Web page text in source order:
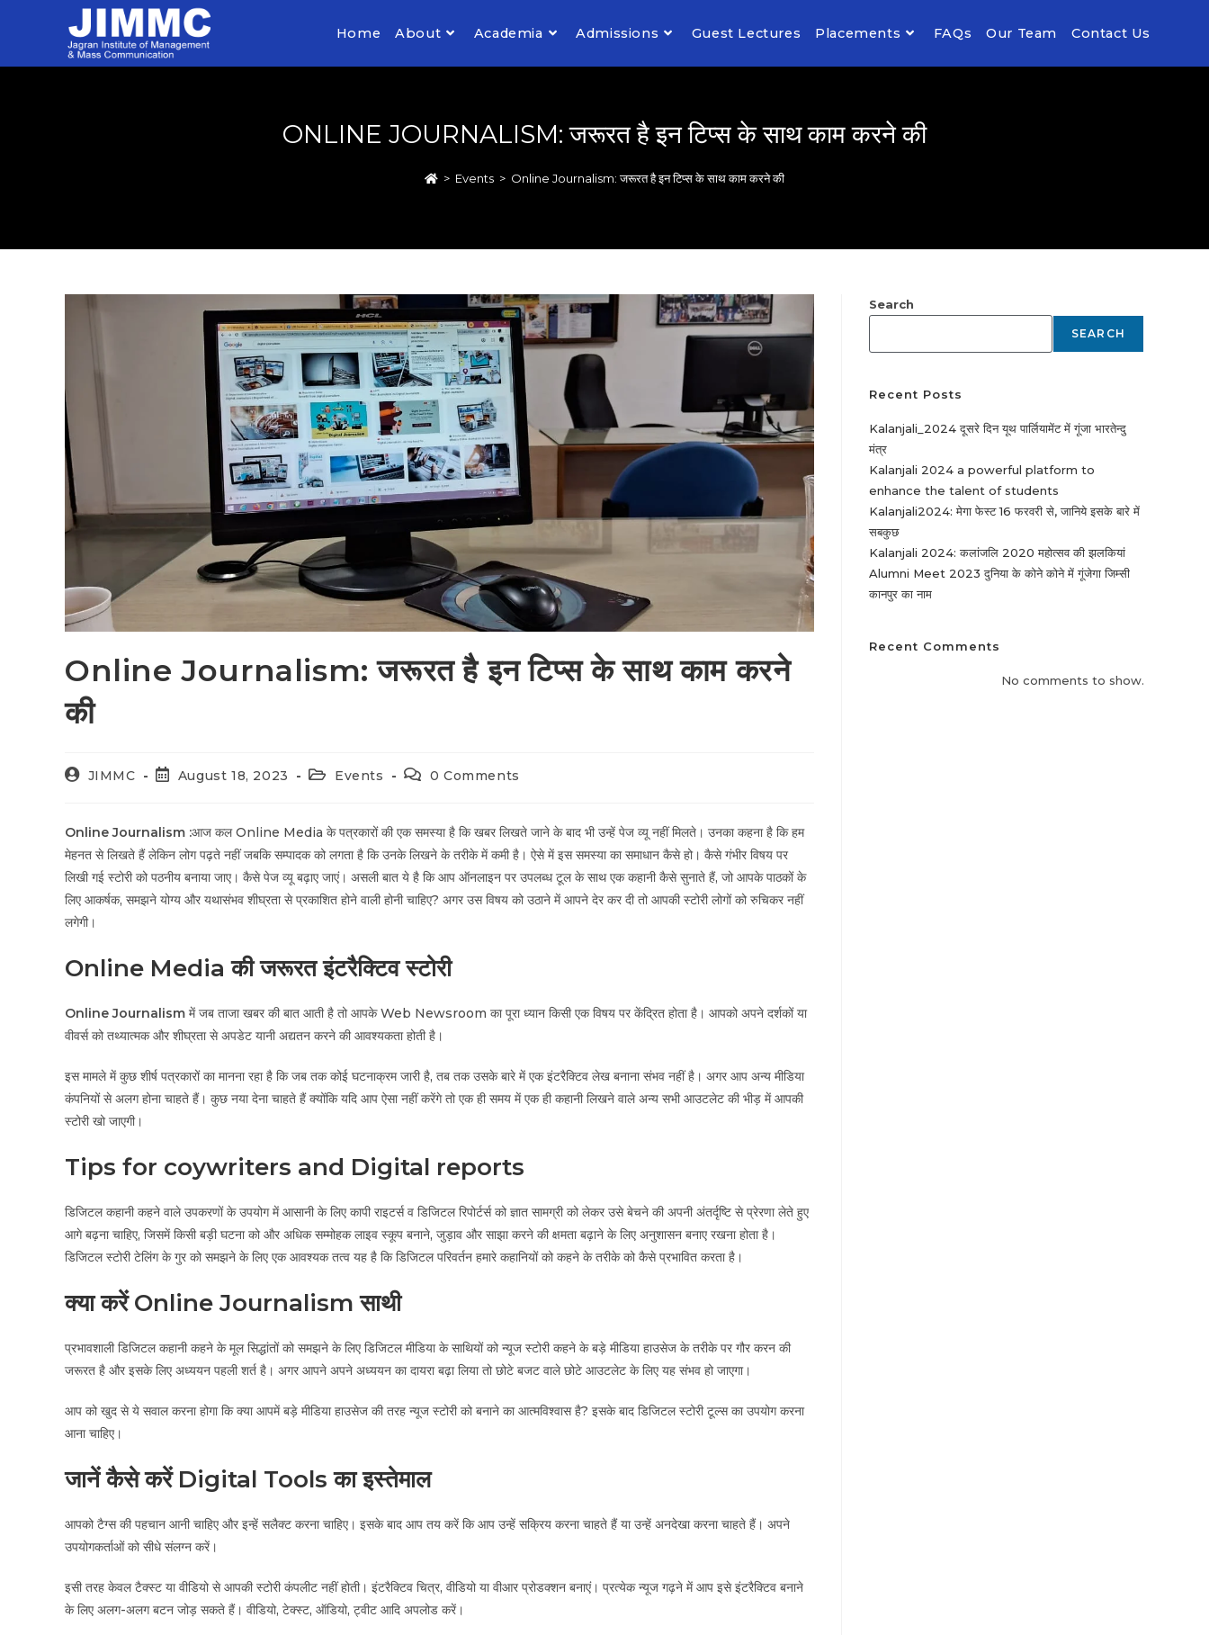
Home About Academia Admissions Guest Lectures Placements FAQs Our Team Contact Us
ONLINE JOURNALISM: जरूरत है इन टिप्स के साथ काम करने की
> Events > Online Journalism: जरूरत है इन टिप्स के साथ काम करने की
Online Journalism: जरूरत है इन टिप्स के साथ काम करने
की
JIMMC August 18, 2023 Events 0 Comments
Online Journalism :आज कल Online Media के पत्रकारों की एक समस्या है कि खबर लिखते जाने के बाद भी उन्हें पेज व्यू नहीं मिलते। उनका कहना है कि हम
मेहनत से लिखते हैं लेकिन लोग पढ़ते नहीं जबकि सम्पादक को लगता है कि उनके लिखने के तरीके में कमी है। ऐसे में इस समस्या का समाधान कैसे हो। कैसे गंभीर विषय पर
लिखी गई स्टोरी को पठनीय बनाया जाए। कैसे पेज व्यू बढ़ाए जाएं। असली बात ये है कि आप ऑनलाइन पर उपलब्ध टूल के साथ एक कहानी कैसे सुनाते हैं, जो आपके पाठकों के
लिए आकर्षक, समझने योग्य और यथासंभव शीघ्रता से प्रकाशित होने वाली होनी चाहिए? अगर उस विषय को उठाने में आपने देर कर दी तो आपकी स्टोरी लोगों को रुचिकर नहीं
लगेगी।
Online Media की जरूरत इंटरैक्टिव स्टोरी
Online Journalism में जब ताजा खबर की बात आती है तो आपके Web Newsroom का पूरा ध्यान किसी एक विषय पर केंद्रित होता है। आपको अपने दर्शकों या
वीवर्स को तथ्यात्मक और शीघ्रता से अपडेट यानी अद्यतन करने की आवश्यकता होती है।
इस मामले में कुछ शीर्ष पत्रकारों का मानना रहा है कि जब तक कोई घटनाक्रम जारी है, तब तक उसके बारे में एक इंटरैक्टिव लेख बनाना संभव नहीं है। अगर आप अन्य मीडिया
कंपनियों से अलग होना चाहते हैं। कुछ नया देना चाहते हैं क्योंकि यदि आप ऐसा नहीं करेंगे तो एक ही समय में एक ही कहानी लिखने वाले अन्य सभी आउटलेट की भीड़ में आपकी
स्टोरी खो जाएगी।
Tips for coywriters and Digital reports
डिजिटल कहानी कहने वाले उपकरणों के उपयोग में आसानी के लिए कापी राइटर्स व डिजिटल रिपोर्टर्स को ज्ञात सामग्री को लेकर उसे बेचने की अपनी अंतर्दृष्टि से प्रेरणा लेते हुए
आगे बढ़ना चाहिए, जिसमें किसी बड़ी घटना को और अधिक सम्मोहक लाइव स्कूप बनाने, जुड़ाव और साझा करने की क्षमता बढ़ाने के लिए अनुशासन बनाए रखना होता है।
डिजिटल स्टोरी टेलिंग के गुर को समझने के लिए एक आवश्यक तत्व यह है कि डिजिटल परिवर्तन हमारे कहानियों को कहने के तरीके को कैसे प्रभावित करता है।
क्या करें Online Journalism साथी
प्रभावशाली डिजिटल कहानी कहने के मूल सिद्धांतों को समझने के लिए डिजिटल मीडिया के साथियों को न्यूज स्टोरी कहने के बड़े मीडिया हाउसेज के तरीके पर गौर करन की
जरूरत है और इसके लिए अध्ययन पहली शर्त है। अगर आपने अपने अध्ययन का दायरा बढ़ा लिया तो छोटे बजट वाले छोटे आउटलेट के लिए यह संभव हो जाएगा।
आप को खुद से ये सवाल करना होगा कि क्या आपमें बड़े मीडिया हाउसेज की तरह न्यूज स्टोरी को बनाने का आत्मविश्वास है? इसके बाद डिजिटल स्टोरी टूल्स का उपयोग करना
आना चाहिए।
जानें कैसे करें Digital Tools का इस्तेमाल
आपको टैग्स की पहचान आनी चाहिए और इन्हें सलैक्ट करना चाहिए। इसके बाद आप तय करें कि आप उन्हें सक्रिय करना चाहते हैं या उन्हें अनदेखा करना चाहते हैं। अपने
उपयोगकर्ताओं को सीधे संलग्न करें।
इसी तरह केवल टैक्स्ट या वीडियो से आपकी स्टोरी कंपलीट नहीं होती। इंटरैक्टिव चित्र, वीडियो या वीआर प्रोडक्शन बनाएं। प्रत्येक न्यूज गढ़ने में आप इसे इंटरैक्टिव बनाने
के लिए अलग-अलग बटन जोड़ सकते हैं। वीडियो, टेक्स्ट, ऑडियो, ट्वीट आदि अपलोड करें।
Search
SEARCH
Recent Posts
Kalanjali_2024 दूसरे दिन यूथ पार्लियामेंट में गूंजा भारतेन्दु
मंत्र
Kalanjali 2024 a powerful platform to
enhance the talent of students
Kalanjali2024: मेगा फेस्ट 16 फरवरी से, जानिये इसके बारे में
सबकुछ
Kalanjali 2024: कलांजलि 2020 महोत्सव की झलकियां
Alumni Meet 2023 दुनिया के कोने कोने में गूंजेगा जिम्सी
कानपुर का नाम
Recent Comments
No comments to show.